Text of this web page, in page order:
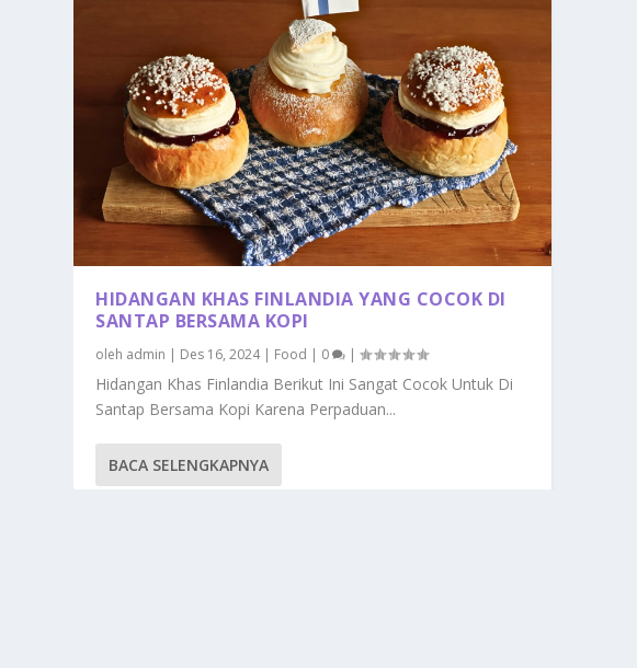
HIDANGAN KHAS FINLANDIA YANG COCOK DI
SANTAP BERSAMA KOPI
oleh admin | Des 16, 2024| Food | 0 |
Hidangan Khas Finlandia Berikut Ini Sangat Cocok Untuk Di
Santap Bersama Kopi Karena Perpaduan...
BACA SELENGKAPNYA